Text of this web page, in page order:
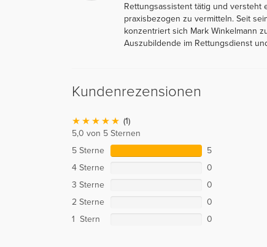
Rettungsassistent tätig und versteht
praxisbezogen zu vermitteln. Seit
konzentriert sich Mark Winkelmann
Auszubildende im Rettungsdienst
Kundenrezensionen
(1)
5,0 von 5 Sternen
5 Sterne
5
4 Sterne
0
3 Sterne
0
2 Sterne
0
1 Stern
0